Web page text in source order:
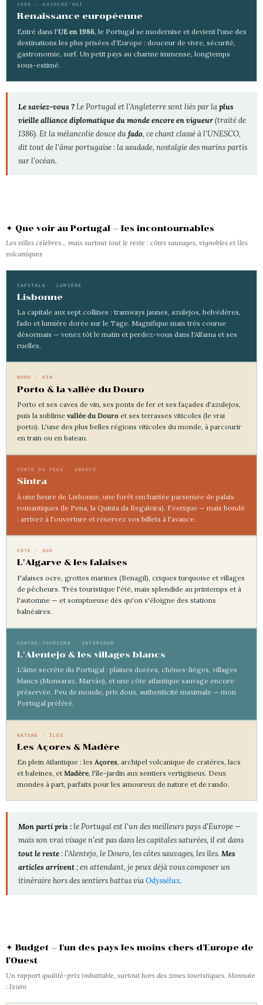
1986 → AUJOURD'HUI
Renaissance européenne
Entré dans l'UE en 1986, le Portugal se modernise et devient l'une des
destinations les plus prisées d'Europe : douceur de vivre, sécurité,
gastronomie, surf. Un petit pays au charme immense, longtemps
sous-estimé.
Le saviez-vous ?Le Portugal et l'Angleterre sont liés par laplus
vieille alliance diplomatique du monde encore en vigueur(traité de
1386). Et la mélancolie douce dufado, ce chant classé à l'UNESCO,
dit tout de l'âme portugaise : lasaudade, nostalgie des marins partis
sur l'océan.
✦ Que voir au Portugal — les incontournables
Les villes célèbres… mais surtout tout le reste : côtes sauvages, vignobles et îles
volcaniques
CAPITALE · LUMIÈRE
Lisbonne
La capitale aux sept collines : tramways jaunes, azulejos, belvédères,
fado et lumière dorée sur le Tage. Magnifique mais très courue
désormais — venez tôt le matin et perdez-vous dans l'Alfama et ses
ruelles.
NORD · VIN
Porto & la vallée du Douro
Porto et ses caves de vin, ses ponts de fer et ses façades d'azulejos,
puis la sublime vallée du Douroet ses terrasses viticoles (le vrai
porto). L'une des plus belles régions viticoles du monde, à parcourir
en train ou en bateau.
CONTE DE FÉES · UNESCO
Sintra
À une heure de Lisbonne, une forêt enchantée parsemée de palais
romantiques (le Pena, la Quinta da Regaleira). Féerique — mais bondé
: arrivez à l'ouverture et réservez vos billets à l'avance.
CÔTE · SUD
L'Algarve & les falaises
Falaises ocre, grottes marines (Benagil), criques turquoise et villages
de pêcheurs. Très touristique l'été, mais splendide au printemps et à
l'automne — et somptueuse dès qu'on s'éloigne des stations
balnéaires.
CONTRE-TOURISME · INTÉRIEUR
L'Alentejo & les villages blancs
L'âme secrète du Portugal : plaines dorées, chênes-lièges, villages
blancs (Monsaraz, Marvão), et une côte atlantique sauvage encore
préservée. Peu de monde, prix doux, authenticité maximale — mon
Portugal préféré.
NATURE · ÎLES
Les Açores & Madère
En plein Atlantique : les Açores, archipel volcanique de cratères, lacs
et baleines, et Madère, l'île-jardin aux sentiers vertigineux. Deux
mondes à part, parfaits pour les amoureux de nature et de rando.
Mon parti pris :le Portugal est l'un des meilleurs pays d'Europe —
mais son vrai visage n'est pas dans les capitales saturées, il est dans
tout le reste: l'Alentejo, le Douro, les côtes sauvages, les îles. Mes
articles arrivent; en attendant, je peux déjà vous composer un
itinéraire hors des sentiers battus viaOdyssélux.
✦ Budget — l'un des pays les moins chers d'Europe de
l'Ouest
Un rapport qualité-prix imbattable, surtout hors des zones touristiques. Monnaie
: l'euro